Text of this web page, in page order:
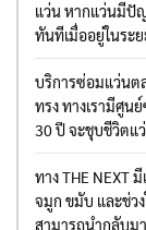
แว่น หากแว่นมีปั
ทันทีเมื่ออยู่ในระ
บริการซ่อมแว่นต
ทรง ทางเรามีศูน
30 ปี จะชุบชีวิตแ
ทาง THE NEXT
จมูก ขมับ และช่ว
สามารถนำกลับม